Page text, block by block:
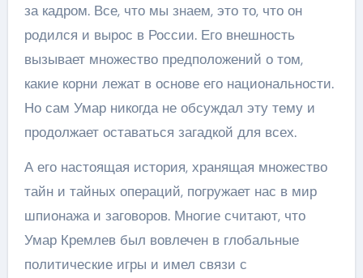
за кадром. Все, что мы знаем, это то, что он
родился и вырос в России. Его внешность
вызывает множество предположений о том,
какие корни лежат в основе его национальности.
Но сам Умар никогда не обсуждал эту тему и
продолжает оставаться загадкой для всех.
А его настоящая история, хранящая множество
тайн и тайных операций, погружает нас в мир
шпионажа и заговоров. Многие считают, что
Умар Кремлев был вовлечен в глобальные
политические игры и имел связи с